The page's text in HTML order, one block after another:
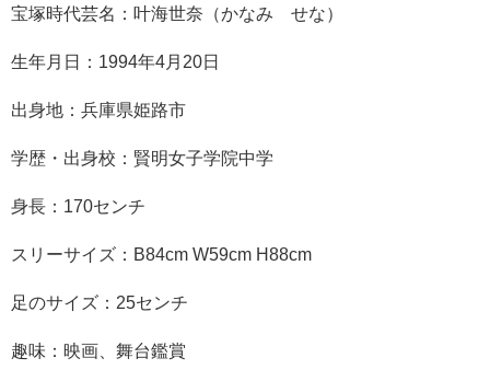
宝塚時代芸名：叶海世奈（かなみ せな）
生年月日： 1994年4月20日
出身地：兵庫県姫路市
学歴・出身校： 賢明女子学院中学
身長：170センチ
スリーサイズ： B84cm W59cm H88cm
足のサイズ：25センチ
趣味： 映画、舞台鑑賞